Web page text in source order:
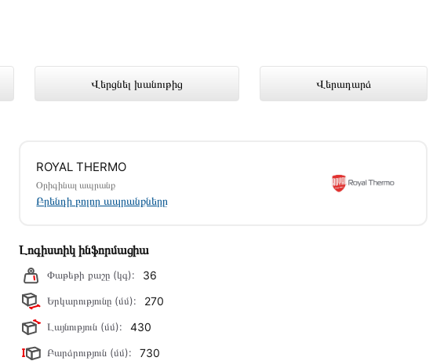
Վերցնել խանութից Վերադարձ
է Technomix առցանց խանութում լավագույն
ROYAL THERMO
Օրիգինալ ապրանք
Բրենդի բոլոր ապրանքները
Լոգիստիկ ինֆորմացիա
Փաթեթի քաշը (կգ): 36
Երկարությունը (մմ): 270
Լայնություն (մմ): 430
Բարձրություն (մմ): 730